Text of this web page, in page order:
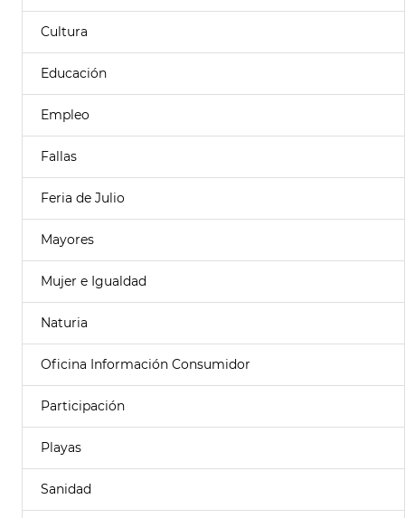
Cultura
Educación
Empleo
Fallas
Feria de Julio
Mayores
Mujer e Igualdad
Naturia
Oficina Información Consumidor
Participación
Playas
Sanidad